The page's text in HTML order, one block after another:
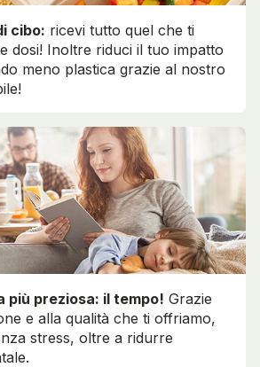
cibo: ricevi tutto quel che ti
dosi! Inoltre riduci il tuo impatto
meno plastica grazie al nostro
più preziosa: il tempo! Grazie
e alla qualità che ti offriamo,
stress, oltre a ridurre